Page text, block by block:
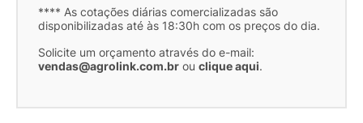
**** As cotações diárias comercializadas são
disponibilizadas até às 18:30h com os preços do dia.
Solicite um orçamento através do e-mail:
vendas@agrolink.com.br ou clique aqui.